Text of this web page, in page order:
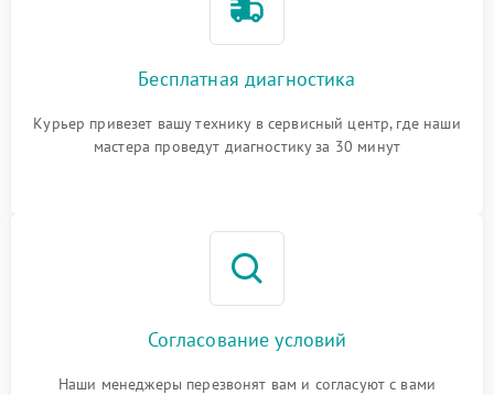
Бесплатная диагностика
Курьер привезет вашу технику в сервисный центр, где наши
мастера проведут диагностику за 30 минут
Согласование условий
Наши менеджеры перезвонят вам и согласуют с вами